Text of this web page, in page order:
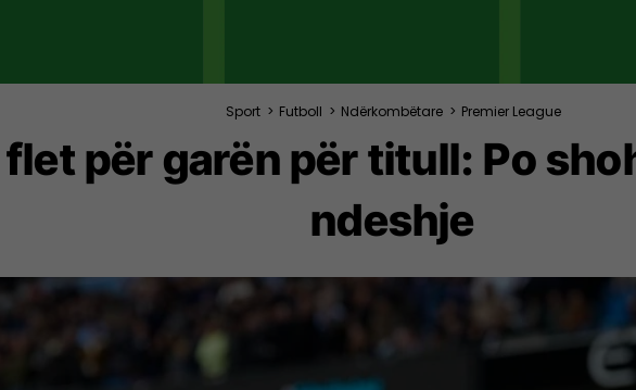
Sport > Futboll > Ndërkombëtare > Premier League
për garën për titull: Po
ndeshje